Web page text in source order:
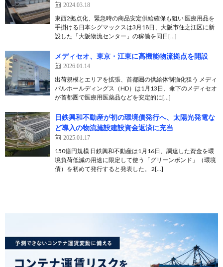
2024.03.18
東西2拠点化、緊急時の商品安定供給確保も狙い 医療用品を
手掛ける日本シグマックスは3月18日、大阪市住之江区に新
設した「大阪物流センター」の稼働を同日[…]
メディセオ、東京・江東に高機能物流拠点を開設
2026.01.14
出荷規模とエリアを拡張、首都圏の供給体制強化狙う メディ
パルホールディングス（HD）は1月13日、傘下のメディセオ
が首都圏で医療用医薬品などを安定的に[…]
日鉄興和不動産が初の環境債発行へ、太陽光発電な
ど導入の物流施設建設資金返済に充当
2025.01.17
150億円規模 日鉄興和不動産は1月16日、調達した資金を環
境負荷低減の用途に限定して使う「グリーンボンド」（環境
債）を初めて発行すると発表した。 2[…]